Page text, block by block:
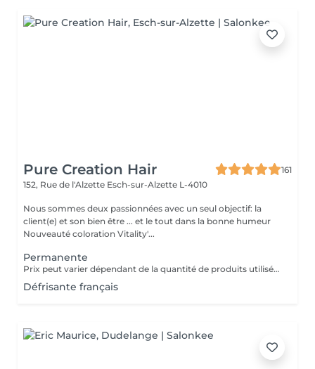
Pure Creation Hair
161
152, Rue de l'Alzette Esch-sur-Alzette L-4010
Nous sommes deux passionnées avec un seul objectif: la
client(e) et son bien être ... et le tout dans la bonne humeur
Nouveauté coloration Vitality'...
Permanente
Prix peut varier dépendant de la quantité de produits utilisées. Un supplément peux être appliqué selon l epaisseur des cheveux Les prix sont juste pour la premanente sans la coupe ni sechage !!!!
Défrisante français